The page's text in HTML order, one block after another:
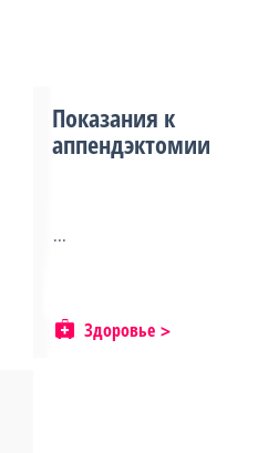
Показания к
аппендэктомии
...
Здоровье